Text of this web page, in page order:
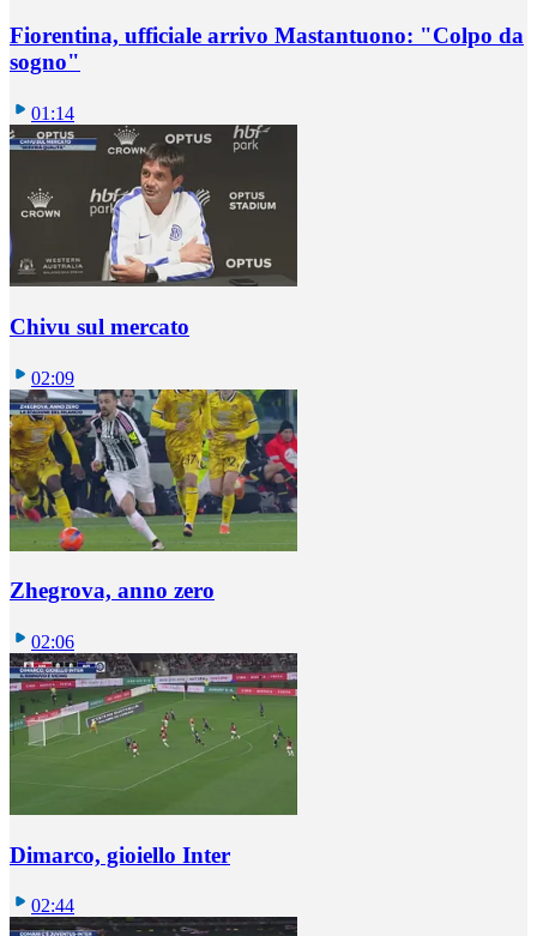
Fiorentina, ufficiale arrivo Mastantuono: "Colpo da
sogno"
01:14
Chivu sul mercato
02:09
Zhegrova, anno zero
02:06
Dimarco, gioiello Inter
02:44